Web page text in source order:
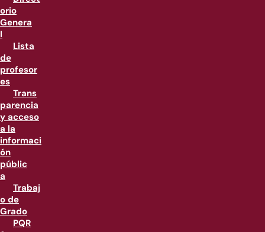
orio
Genera
l
Lista
de
profesor
es
Trans
parencia
y acceso
a la
informaci
ón
públic
a
Trabaj
o de
Grado
PQR